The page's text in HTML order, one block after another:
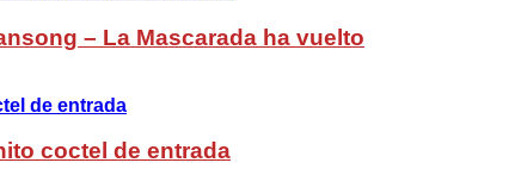
– La Mascarada ha vuelto
coctel de entrada